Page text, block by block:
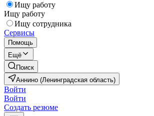
Ищу работу
Ищу работу
Ищу сотрудника
Сервисы
Помощь
Ещё
Поиск
Аннино (Ленинградская область)
Войти
Войти
Создать резюме